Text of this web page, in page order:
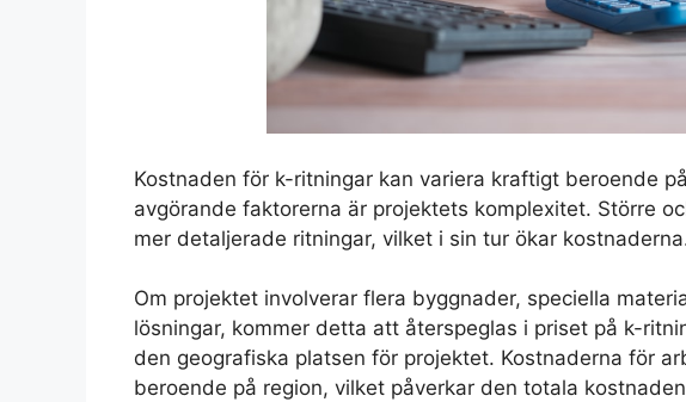
Kostnaden för k-ritningar kan variera kraftigt beroende
avgörande faktorerna är projektets komplexitet. Större
mer detaljerade ritningar, vilket i sin tur ökar
Om projektet involverar flera byggnader, speciella
lösningar, kommer detta att återspeglas i priset på k-
den geografiska platsen för projektet. Kostnaderna för
beroende på region, vilket påverkar den totala